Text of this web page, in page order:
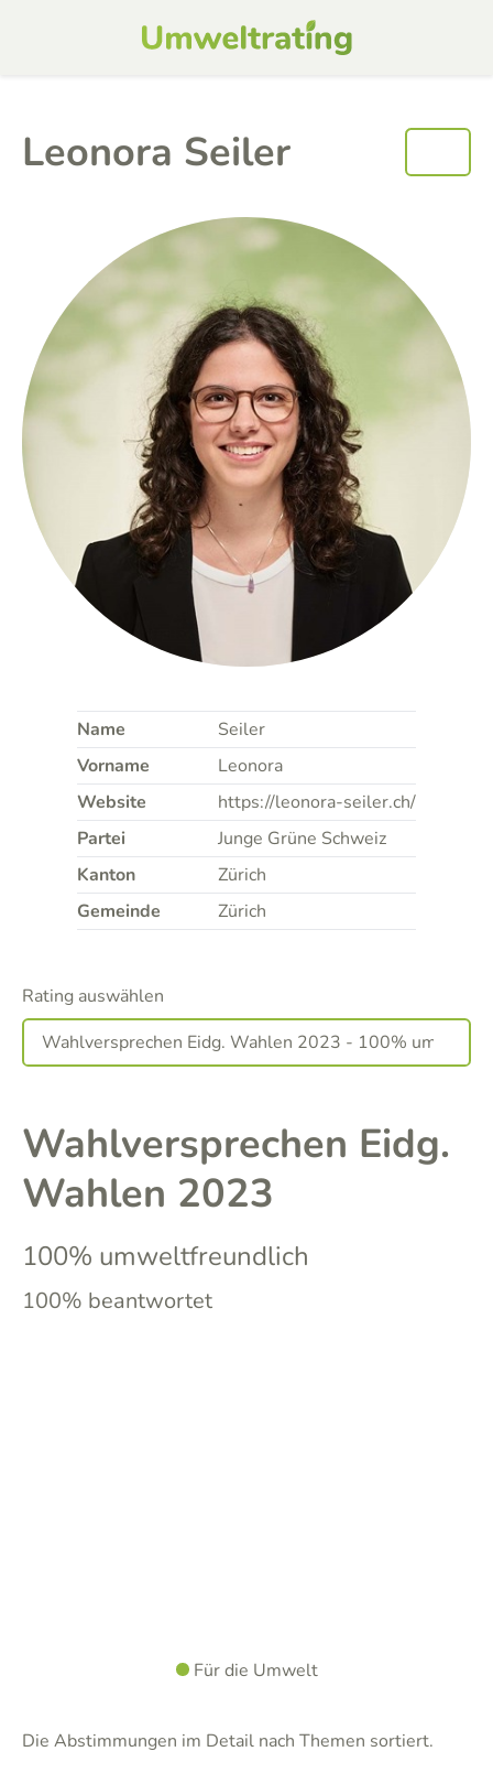
Leonora Seiler
Name
Seiler
Vorname
Leonora
Website
https://leonora-seiler.ch/
Partei
Junge Grüne Schweiz
Kanton
Zürich
Gemeinde
Zürich
Rating auswählen
Wahlversprechen Eidg.
Wahlen 2023
100% umweltfreundlich
100% beantwortet
Für die Umwelt
Die Abstimmungen im Detail nach Themen sortiert.